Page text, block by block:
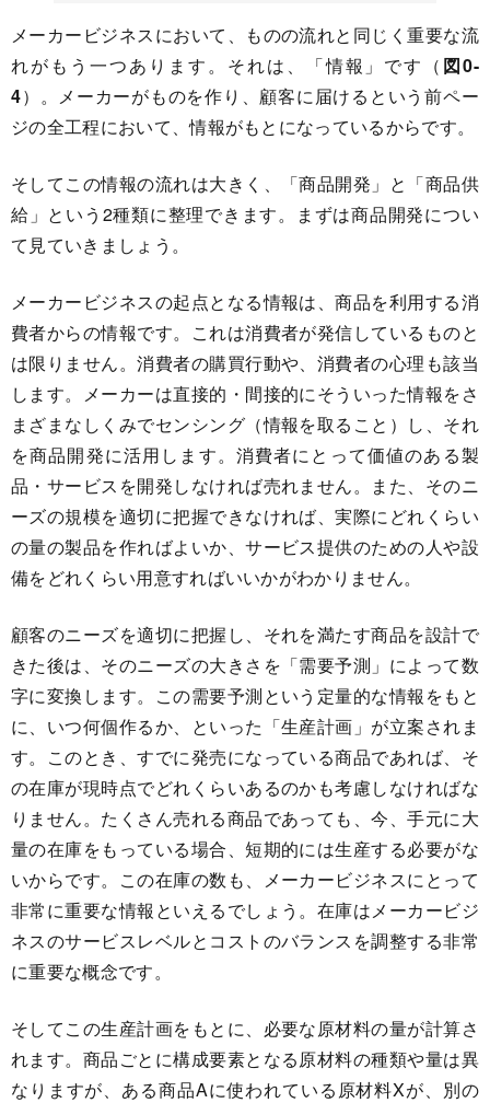
メーカービジネスにおいて、ものの流れと同じく重要な流
れがもう一つあります。それは、「情報」です（ 図0-
4）。メーカーがものを作り、顧客に届けるという前ペー
ジの全工程において、情報がもとになっているからです。
そしてこの情報の流れは大きく、「商品開発」と「商品供
給」という2種類に整理できます。まずは商品開発につい
て見ていきましょう。
メーカービジネスの起点となる情報は、商品を利用する消
費者からの情報です。これは消費者が発信しているものと
は限りません。消費者の購買行動や、消費者の心理も該当
します。メーカーは直接的・間接的にそういった情報をさ
まざまなしくみでセンシング（情報を取ること）し、それ
を商品開発に活用します。消費者にとって価値のある製
品・サービスを開発しなければ売れません。また、そのニ
ーズの規模を適切に把握できなければ、実際にどれくらい
の量の製品を作ればよいか、サービス提供のための人や設
備をどれくらい用意すればいいかがわかりません。
顧客のニーズを適切に把握し、それを満たす商品を設計で
きた後は、そのニーズの大きさを「需要予測」によって数
字に変換します。この需要予測という定量的な情報をもと
に、いつ何個作るか、といった「生産計画」が立案されま
す。このとき、すでに発売になっている商品であれば、そ
の在庫が現時点でどれくらいあるのかも考慮しなければな
りません。たくさん売れる商品であっても、今、手元に大
量の在庫をもっている場合、短期的には生産する必要がな
いからです。この在庫の数も、メーカービジネスにとって
非常に重要な情報といえるでしょう。在庫はメーカービジ
ネスのサービスレベルとコストのバランスを調整する非常
に重要な概念です。
そしてこの生産計画をもとに、必要な原材料の量が計算さ
れます。商品ごとに構成要素となる原材料の種類や量は異
なりますが、ある商品Aに使われている原材料Xが、別の